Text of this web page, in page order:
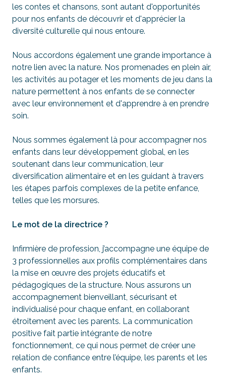
les contes et chansons, sont autant d'opportunités
pour nos enfants de découvrir et d'apprécier la
diversité culturelle qui nous entoure.
Nous accordons également une grande importance à
notre lien avec la nature. Nos promenades en plein air,
les activités au potager et les moments de jeu dans la
nature permettent à nos enfants de se connecter
avec leur environnement et d'apprendre à en prendre
soin.
Nous sommes également là pour accompagner nos
enfants dans leur développement global, en les
soutenant dans leur communication, leur
diversification alimentaire et en les guidant à travers
les étapes parfois complexes de la petite enfance,
telles que les morsures.
Le mot de la directrice ?
Infirmière de profession, j’accompagne une équipe de
3 professionnelles aux profils complémentaires dans
la mise en œuvre des projets éducatifs et
pédagogiques de la structure. Nous assurons un
accompagnement bienveillant, sécurisant et
individualisé pour chaque enfant, en collaborant
étroitement avec les parents. La communication
positive fait partie intégrante de notre
fonctionnement, ce qui nous permet de créer une
relation de confiance entre l’équipe, les parents et les
enfants.